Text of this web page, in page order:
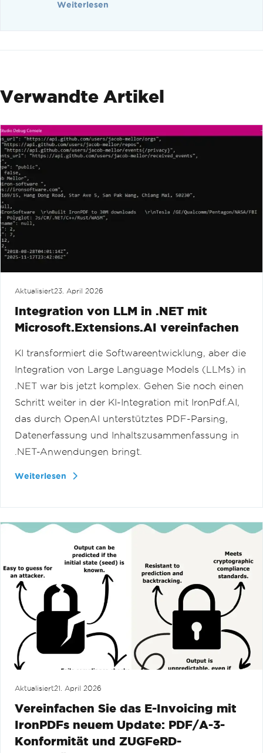
Weiterlesen
Verwandte Artikel
Aktualisiert23. April 2026
Integration von LLM in .NET mit
Microsoft.Extensions.AI vereinfachen
KI transformiert die Softwareentwicklung, aber die
Integration von Large Language Models (LLMs) in
.NET war bis jetzt komplex. Gehen Sie noch einen
Schritt weiter in der KI-Integration mit IronPdf.AI,
das durch OpenAI unterstütztes PDF-Parsing,
Datenerfassung und Inhaltszusammenfassung in
.NET-Anwendungen bringt.
Weiterlesen
Aktualisiert21. April 2026
Vereinfachen Sie das E-Invoicing mit
IronPDFs neuem Update: PDF/A-3-
Konformität und ZUGFeRD-